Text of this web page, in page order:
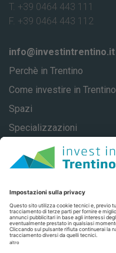
T. +39 0464 443 111
F. +39 0464 443 112
info@investintrentino.it
Perchè in Trentino
Come investire in Trentino
Spazi
Specializzazioni
About
Casi di successo
Contatti
Privacy
Privacy Settings